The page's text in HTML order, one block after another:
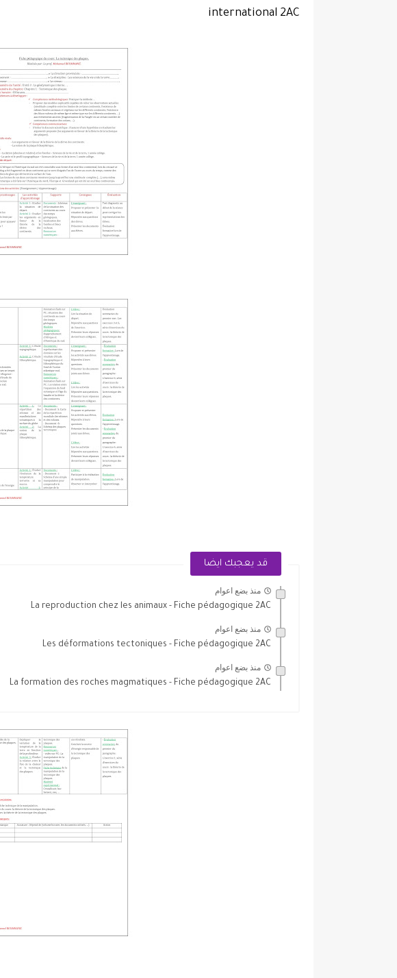
international 2AC
قد يعجبك ايضا
منذ بضع اعوام
La reproduction chez les animaux - Fiche pédagogique 2AC
منذ بضع اعوام
Les déformations tectoniques - Fiche pédagogique 2AC
منذ بضع اعوام
La formation des roches magmatiques - Fiche pédagogique 2AC